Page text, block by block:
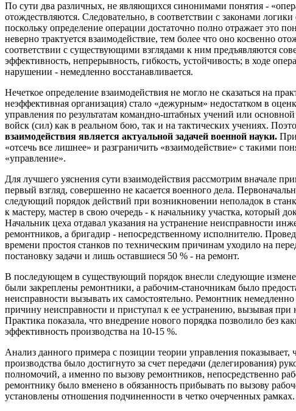
По сути два различных, не являющихся синонимами понятия -
отождествляются. Следовательно, в соответствии с законами
поскольку определение операции достаточно полно отражает это
неверно трактуется взаимодействие, тем более что оно косвенно
соответствии с существующими взглядами к ним предъявляются
эффективность, непрерывность, гибкость, устойчивость; в ходе
нарушении - немедленно восстанавливается.
Нечеткое определение взаимодействия не могло не сказаться на
неэффективная организация) стало «дежурным» недостатком в
управления по результатам командно-штабных учений или
войск (сил) как в реальном бою, так и на тактических учениях.
взаимодействия является актуальной задачей военной науки.
«отсечь все лишнее» и разграничить «взаимодействие» с такими
«управление».
Для лучшего уяснения сути взаимодействия рассмотрим вначале
первый взгляд, совершенно не касается военного дела.
следующий порядок действий при возникновении неполадок в
к мастеру, мастер в свою очередь - к начальнику участка, который
Начальник цеха отдавал указания на устранение неисправности
ремонтников, а бригадир - непосредственному исполнителю.
времени простоя станков по техническим причинам уходило на
постановку задачи и лишь оставшиеся 50 % - на ремонт.
В последующем в существующий порядок внесли следующие
были закреплены ремонтники, а рабочим-станочникам было
неисправности вызывать их самостоятельно. Ремонтник
причину неисправности и приступал к ее устранению, вызывая при
Практика показала, что внедрение нового порядка позволило без
эффективность производства на 10-15 %.
Анализ данного примера с позиции теории управления
производства было достигнуто за счет передачи (делегирования)
полномочий, а именно по вызову ремонтников, непосредственно
ремонтнику было вменено в обязанность прибывать по вызову
установлены отношения подчиненности в четко очерченных рамках.